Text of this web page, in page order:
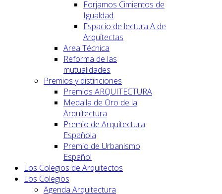
Forjamos Cimientos de
Igualdad
Espacio de lectura A de
Arquitectas
Area Técnica
Reforma de las
mutualidades
Premios y distinciones
Premios ARQUITECTURA
Medalla de Oro de la
Arquitectura
Premio de Arquitectura
Española
Premio de Urbanismo
Español
Los Colegios de Arquitectos
Los Colegios
Agenda Arquitectura